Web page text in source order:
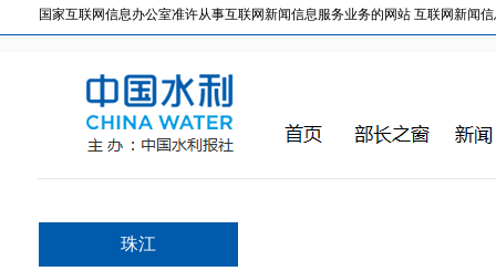
国家互联网信息办公室准许从事互联网新闻信息服务业务的网站 互联网新闻信
珠江